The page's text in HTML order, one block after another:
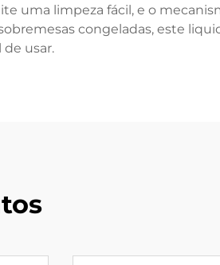
uma limpeza fácil, e o
congeladas, este
usar.